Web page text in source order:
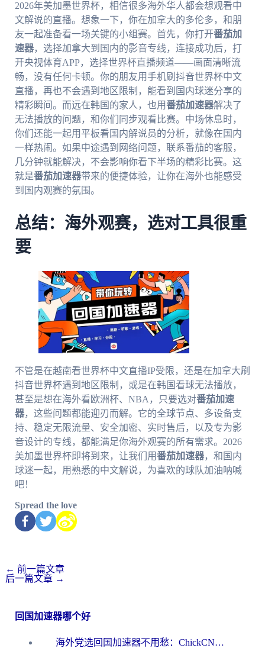
2026年美加墨世界杯，相信很多海外华人都会想观看中
文解说的直播。想象一下，你在加拿大的多伦多，和朋
友一起准备看一场关键的小组赛。首先，你打开番茄加
速器，选择加拿大到国内的影音专线，连接成功后，打
开央视体育APP，选择世界杯直播频道——画面清晰流
畅，没有任何卡顿。你的朋友用手机刷抖音世界杯中文
直播，再也不会遇到地区限制，能看到国内球迷分享的
精彩瞬间。而远在韩国的家人，也用番茄加速器解决了
无法播放的问题，和你们同步观看比赛。中场休息时，
你们还能一起用平板看国内解说员的分析，就像在国内
一样热闹。如果中途遇到网络问题，联系番茄的客服，
几分钟就能解决，不会影响你看下半场的精彩比赛。这
就是番茄加速器带来的便捷体验，让你在海外也能感受
到国内观赛的氛围。
总结：海外观赛，选对工具很重
要
不管是在越南看世界杯中文直播IP受限，还是在加拿大刷
抖音世界杯遇到地区限制，或是在韩国看球无法播放，
甚至是想在海外看欧洲杯、NBA，只要选对番茄加速
器，这些问题都能迎刃而解。它的全球节点、多设备支
持、稳定无限流量、安全加密、实时售后，以及专为影
音设计的专线，都能满足你海外观赛的所有需求。2026
美加墨世界杯即将到来，让我们用番茄加速器，和国内
球迷一起，用熟悉的中文解说，为喜欢的球队加油呐喊
吧！
Spread the love
← 前一篇文章
后一篇文章 →
回国加速器哪个好
海外党选回国加速器不用愁：ChickCN和洞见哪个好？一篇搞定所有疑问